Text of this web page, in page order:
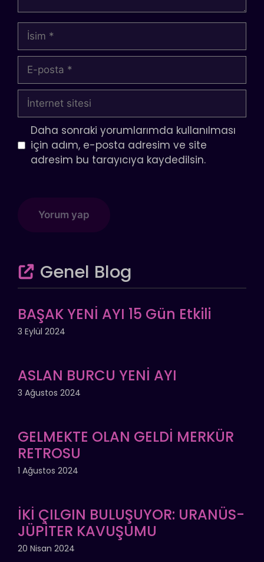
İsim
posta
İnternet
sitesi
Daha sonraki yorumlarımda kullanılması
için adım, e-posta adresim ve site
adresim bu tarayıcıya kaydedilsin.
Genel Blog
BAŞAK YENİ AYI 15 Gün Etkili
3 Eylül 2024
ASLAN BURCU YENİ AYI
3 Ağustos 2024
GELMEKTE OLAN GELDİ MERKÜR
RETROSU
1 Ağustos 2024
İKİ ÇILGIN BULUŞUYOR: URANÜS-
JÜPİTER KAVUŞUMU
20 Nisan 2024